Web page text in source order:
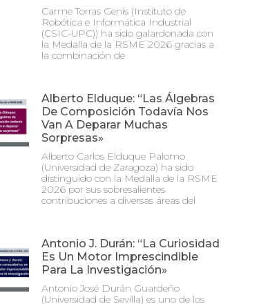
Carme Torras Genís (Instituto de
Robótica e Informática Industrial
(CSIC-UPC)) ha sido galardonada con
la Medalla de la RSME 2026 gracias a
la combinación de
Alberto Elduque: “Las Álgebras
De Composición Todavía Nos
Van A Deparar Muchas
Sorpresas»
Alberto Carlos Elduque Palomo
(Universidad de Zaragoza) ha sido
distinguido con la Medalla de la RSME
2026 por sus sobresalientes
contribuciones a diversas áreas del
Antonio J. Durán: “La Curiosidad
Es Un Motor Imprescindible
Para La Investigación»
Antonio José Durán Guardeño
(Universidad de Sevilla) es uno de los